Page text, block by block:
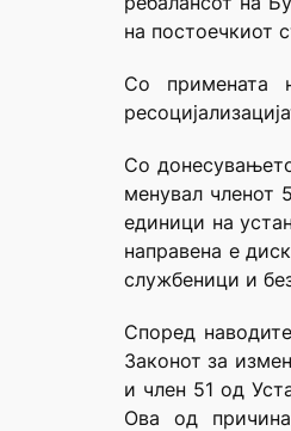
на постоечкиот
Со примената
Со
менувал членот
единици на
направена е
службеници и
Според
Законот за
и член 51 од
Ова од